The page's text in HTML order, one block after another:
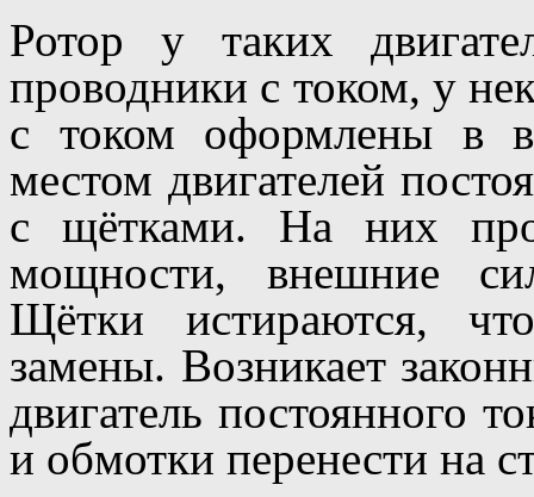
Ротор у таких
проводники с током, у
с током оформлены в
местом двигателей
с щётками. На них
мощности, внешние
Щётки истираются,
замены. Возникает
двигатель постоянного
и обмотки перенести на